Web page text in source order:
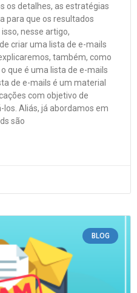
os detalhes, as estratégias
para que os resultados
nesse artigo,
criar uma lista de e-mails
também, como
que é uma lista de e-mails
de e-mails é um material
com objetivo de
Aliás, já abordamos em
são
BLOG